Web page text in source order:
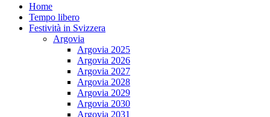
Home
Tempo libero
Festività in Svizzera
Argovia
Argovia 2025
Argovia 2026
Argovia 2027
Argovia 2028
Argovia 2029
Argovia 2030
Argovia 2031